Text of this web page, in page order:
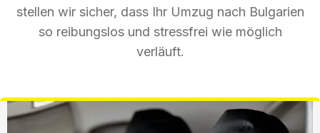
stellen wir sicher, dass Ihr Umzug nach Bulgarien
so reibungslos und stressfrei wie möglich
verläuft.